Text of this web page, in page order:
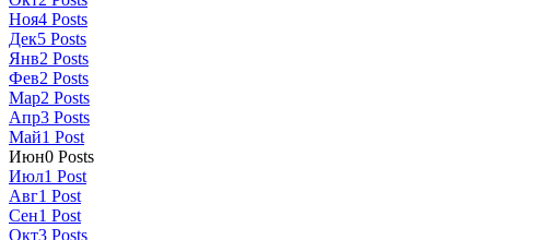
Ноя4 Posts
Дек5 Posts
Янв2 Posts
Фев2 Posts
Мар2 Posts
Апр3 Posts
Май1 Post
Июн0 Posts
Июл1 Post
Авг1 Post
Сен1 Post
Окт3 Posts